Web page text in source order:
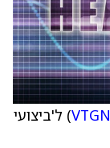
VTGN) ל'ביצועי